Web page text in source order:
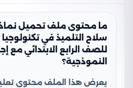
ما محتوى ملف تحميل
سلاح التلميذ في
للصف الرابع الابتدائي مع
النموذجية؟
يعرض هذا الملف محتوى